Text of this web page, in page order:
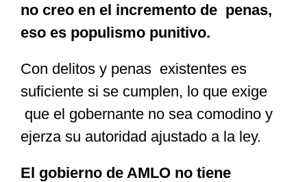
no creo en el incremento de penas,
eso es populismo punitivo.
Con delitos y penas existentes es
suficiente si se cumplen, lo que exige
que el gobernante no sea comodino y
ejerza su autoridad ajustado a la ley.
El gobierno de AMLO no tiene